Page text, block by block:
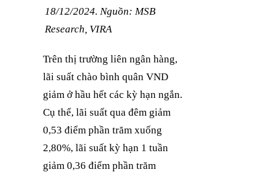
18/12/2024. Nguồn: MSB
Research, VIRA
Trên thị trường liên ngân hàng,
lãi suất chào bình quân VND
giảm ở hầu hết các kỳ hạn ngắn.
Cụ thể, lãi suất qua đêm giảm
0,53 điểm phần trăm xuống
2,80%, lãi suất kỳ hạn 1 tuần
giảm 0,36 điểm phần trăm